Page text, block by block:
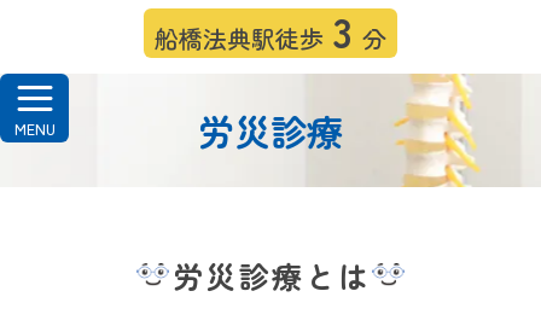
船橋法典駅徒歩 3 分
労災診療
労災診療とは